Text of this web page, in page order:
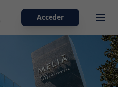
Acceder